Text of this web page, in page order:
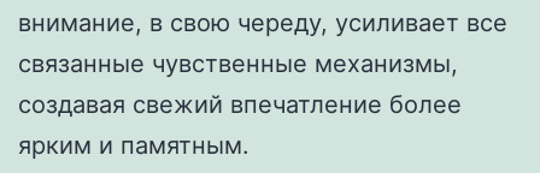
внимание, в свою череду, усиливает все
связанные чувственные механизмы,
создавая свежий впечатление более
ярким и памятным.